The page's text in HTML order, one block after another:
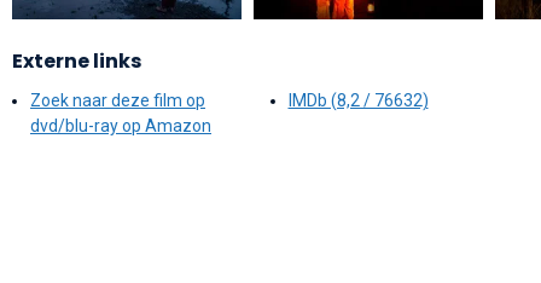
Externe links
Zoek naar deze film op
dvd/blu-ray op Amazon
IMDb (8,2 / 76632)